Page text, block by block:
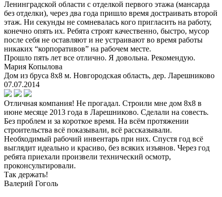
Ленинградской области с отделкой первого этажа (мансарда
без отделки), через два года пришло время достраивать второй
этаж. Ни секунды не сомневалась кого пригласить на работу,
конечно опять их. Ребята строят качественно, быстро, мусор
после себя не оставляют и не устраивают во время работы
никаких “корпоративов” на рабочем месте.
Прошло пять лет все отлично. Я довольна. Рекомендую.
Мария Копылова
Дом из бруса 8х8 м. Новгородская область, дер. Ларешниково
07.07.2014
Отличная компания! Не прогадал. Строили мне дом 8х8 в
июне месяце 2013 года в Ларешниково. Сделали на совесть.
Без проблем и за короткое время. На всём протяжении
строительства всё показывали, всё рассказывали.
Необходимый рабочий инвентарь при них. Спустя год всё
выглядит идеально и красиво, без всяких изъянов. Через год
ребята приехали произвели технический осмотр,
проконсультировали.
Так держать!
Валерий Гоголь